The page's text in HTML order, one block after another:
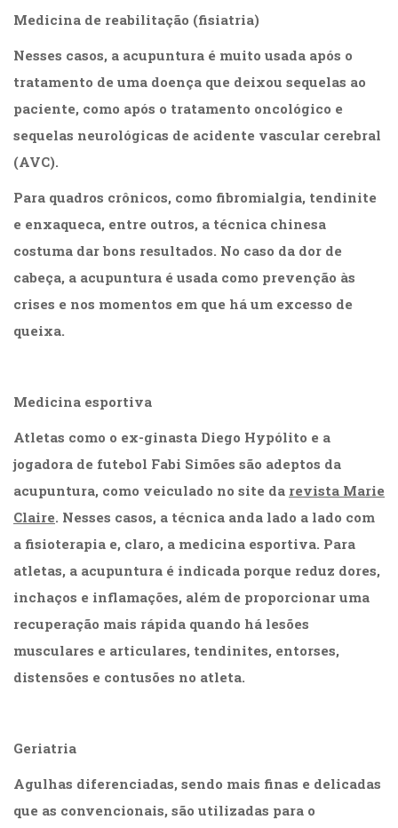
Marketing
Puericultura
(23)
Rádio
(8)
Públicas
Comunicação
Empresarial
Espiritualidade,
Filosofia
categoria
Televisão
(22)
africanos
(30)
Terapia
Ocupacional
(21)
Treinamento
RH
(65)
Turismo
(32)
Medicina de reabilitação (fisiatria)
Nesses casos, a acupuntura é muito usada após o
tratamento de uma doença que deixou sequelas ao
paciente, como após o tratamento oncológico e
sequelas neurológicas de acidente vascular cerebral
(AVC).
Para quadros crônicos, como fibromialgia, tendinite
e enxaqueca, entre outros, a técnica chinesa
costuma dar bons resultados. No caso da dor de
cabeça, a acupuntura é usada como prevenção às
crises e nos momentos em que há um excesso de
queixa.
Medicina esportiva
Atletas como o ex-ginasta Diego Hypólito e a
jogadora de futebol Fabi Simões são adeptos da
acupuntura, como veiculado no site da revista Marie
Claire. Nesses casos, a técnica anda lado a lado com
a fisioterapia e, claro, a medicina esportiva. Para
atletas, a acupuntura é indicada porque reduz dores,
inchaços e inflamações, além de proporcionar uma
recuperação mais rápida quando há lesões
musculares e articulares, tendinites, entorses,
distensões e contusões no atleta.
Geriatria
Agulhas diferenciadas, sendo mais finas e delicadas
que as convencionais, são utilizadas para o